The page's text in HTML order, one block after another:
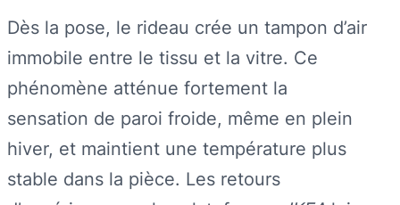
Dès la pose, le rideau crée un tampon d’air
immobile entre le tissu et la vitre. Ce
phénomène atténue fortement la
sensation de paroi froide, même en plein
hiver, et maintient une température plus
stable dans la pièce. Les retours